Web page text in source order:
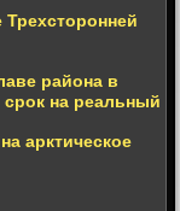
Трехсторонней
района в
на реальный
арктическое